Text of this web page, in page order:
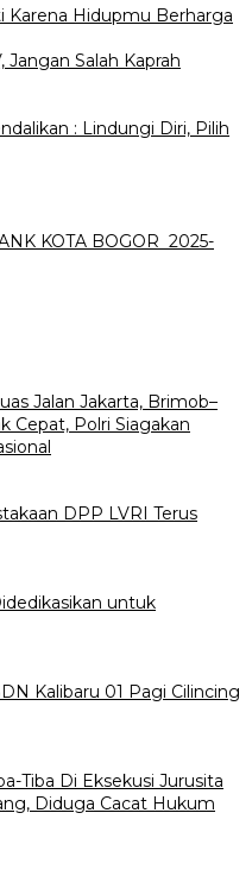
Karena Hidupmu Berharga
Jangan Salah Kaprah
: Lindungi Diri, Pilih
KOTA BOGOR 2025-
Jalan Jakarta, Brimob–
Cepat, Polri Siagakan
DPP LVRI Terus
untuk
Kalibaru 01 Pagi Cilincing
Tiba Di Eksekusi Jurusita
Diduga Cacat Hukum